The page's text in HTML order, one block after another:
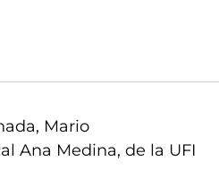
Mario
Ana Medina, de la UFI